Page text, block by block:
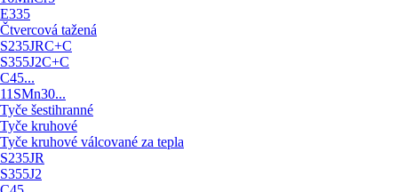
E335
Čtvercová tažená
S235JRC+C
S355J2C+C
C45...
11SMn30...
Tyče šestihranné
Tyče kruhové
Tyče kruhové válcované za tepla
S235JR
S355J2